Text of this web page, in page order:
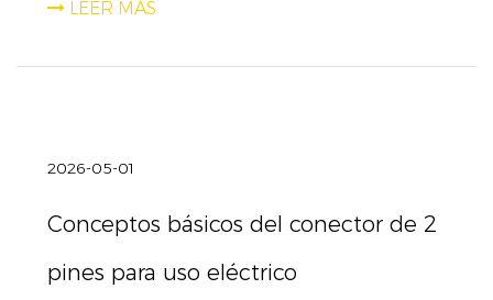
LEER MÁS
2026-05-01
Conceptos básicos del conector de 2
pines para uso eléctrico